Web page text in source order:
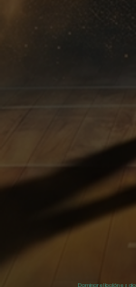
Dominar el balón es